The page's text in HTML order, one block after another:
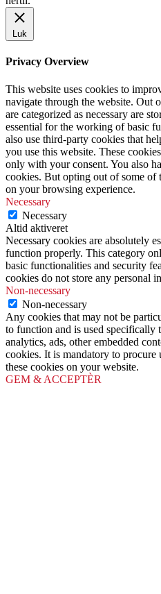
Luk
Privacy Overview
This website uses cookies to
navigate through the website. Out
are categorized as necessary are
essential for the working of basic
also use third-party cookies that
you use this website. These
only with your consent. You also
cookies. But opting out of some of
on your browsing experience.
Necessary
Necessary
Altid aktiveret
Necessary cookies are absolutely
function properly. This category
basic functionalities and security
cookies do not store any personal
Non-necessary
Non-necessary
Any cookies that may not be
to function and is used specifically
analytics, ads, other embedded
cookies. It is mandatory to procure
these cookies on your website.
GEM & ACCEPTÈR